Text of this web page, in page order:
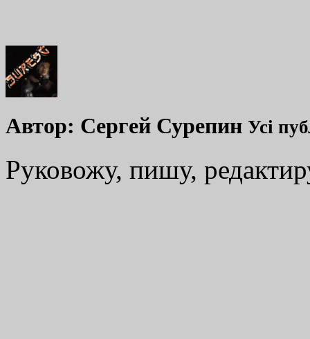
Автор: Сергей Сурепин Усі
Руковожу, пишу,